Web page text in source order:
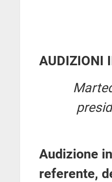
AUDIZIONI
Audizione
referente,